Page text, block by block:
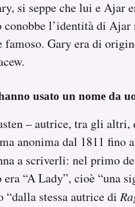
si seppe che lui e Ajar
conobbe l’identità di
Gary era di
usato un nome da
– autrice, tra gli altri,
anonima dal 1811 fino
a scriverli: nel primo
“A Lady”, cioè “una
“dalla stessa autrice di